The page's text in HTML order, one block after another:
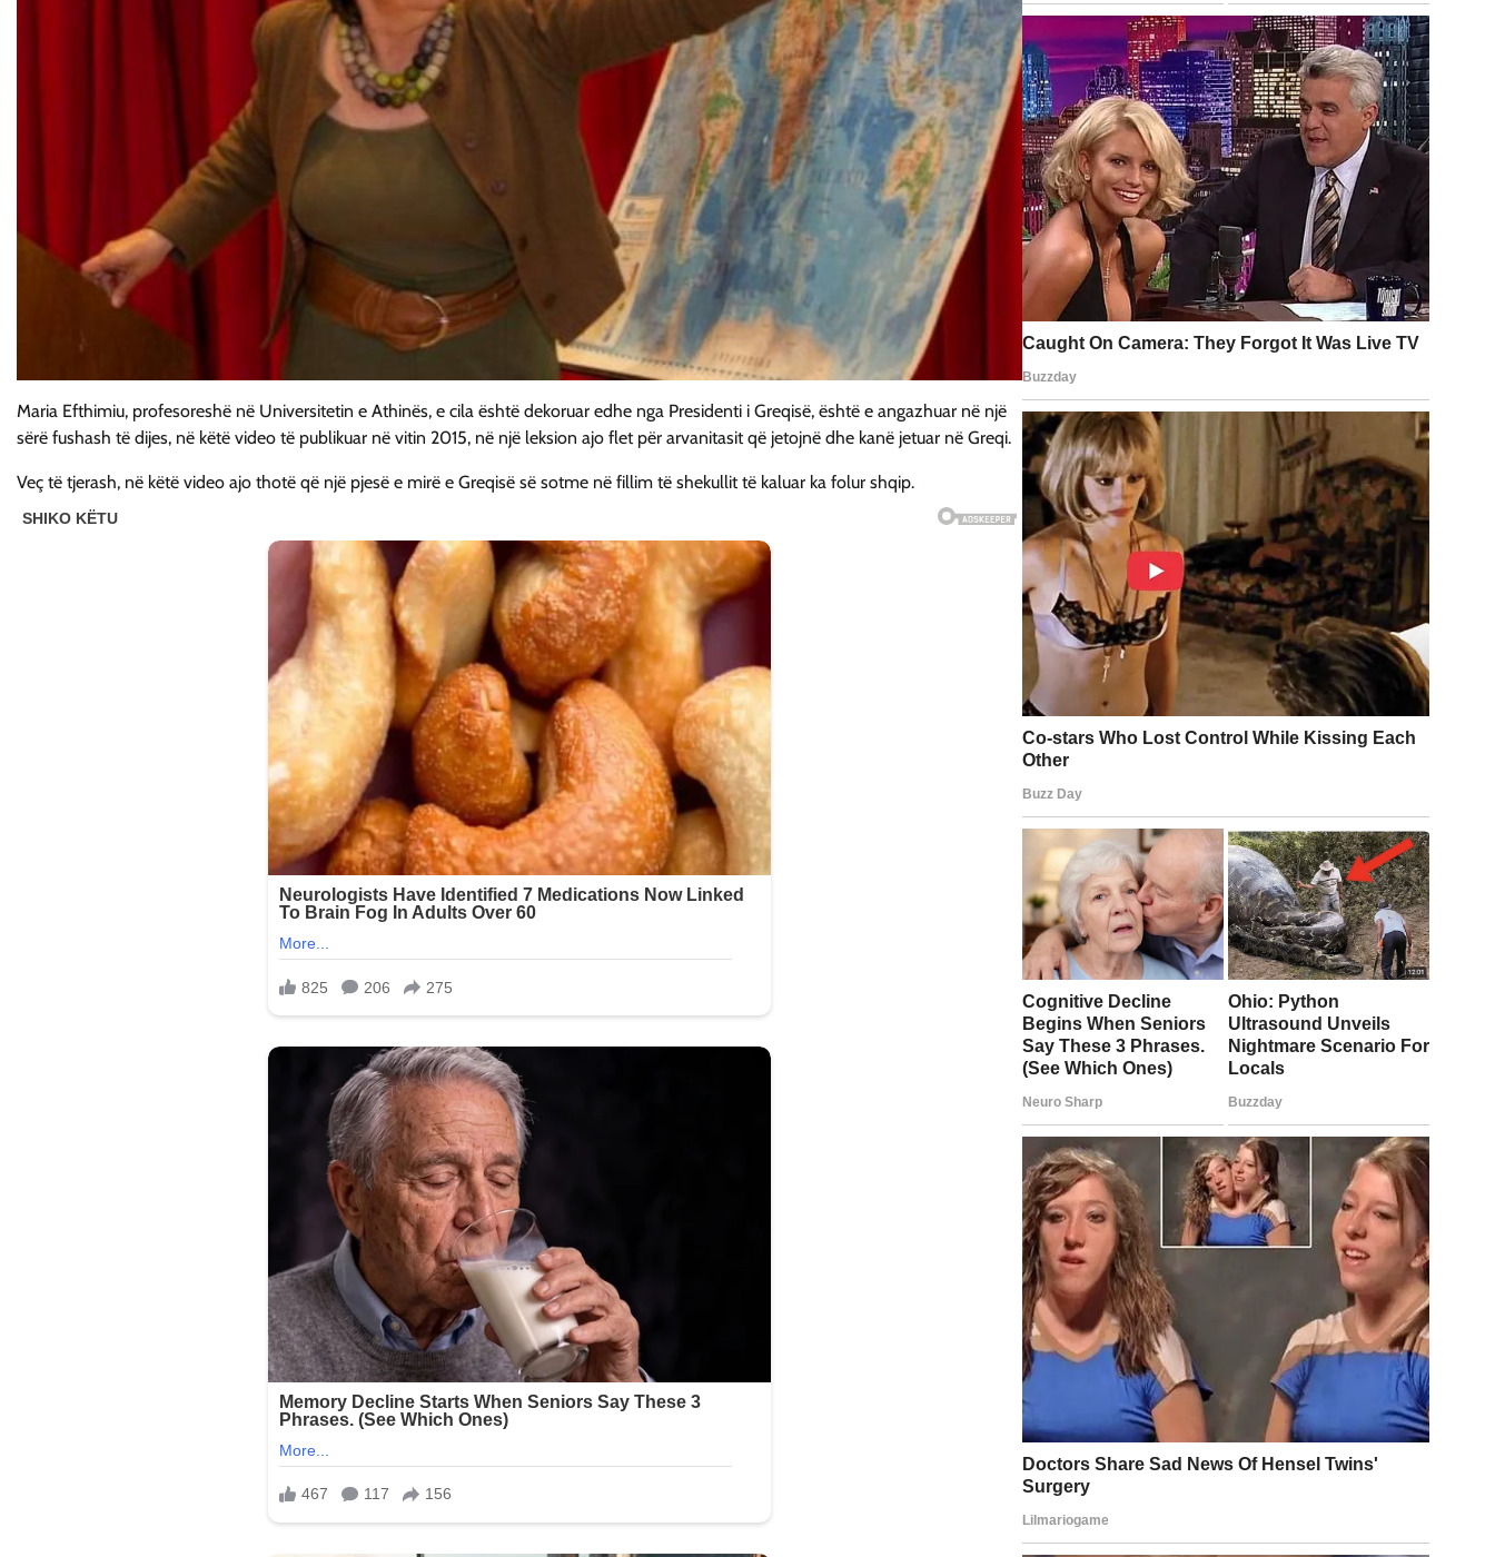
Maria Efthimiu, profesoreshë në Universitetin e Athinës, e cila është dekoruar edhe nga Presidenti i Greqisë, është e angazhuar në një
sërë fushash të dijes, në këtë video të publikuar në vitin 2015, në një leksion ajo flet për arvanitasit që jetojnë dhe kanë jetuar në Greqi.
Veç të tjerash, në këtë video ajo thotë që një pjesë e mirë e Greqisë së sotme në fillim të shekullit të kaluar ka folur shqip.